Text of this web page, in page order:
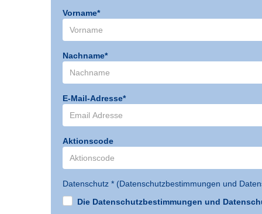
Vorname*
Nachname*
E-Mail-Adresse*
Aktionscode
Datenschutz * (Datenschutzbestimmungen und
Die Datenschutzbestimmungen und